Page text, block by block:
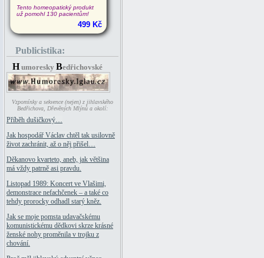
Tento homeopatický produkt
už pomohl 130 pacientům!
499 Kč
Publicistika:
H umoresky Bedřichovské
Vzpomínky a sekvence (nejen) z jihlavského
Bedřichova, Dřevěných Mlýnů a okolí:
Příběh dušičkový…
Jak hospodář Václav chtěl tak usilovně
život zachránit, až o něj přišel…
Děkanovo kvarteto, aneb, jak většina
má vždy patrně asi pravdu.
Listopad 1989: Koncert ve Vlašimi,
demonstrace nefachčenek – a také co
tehdy prorocky odhadl starý kněz.
Jak se moje pomsta udavačskému
komunistickému dědkovi skrze krásné
ženské nohy proměnila v trojku z
chování.